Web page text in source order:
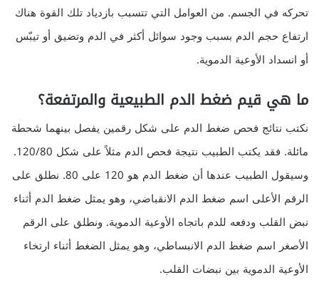
تحركه في الجسم. من العوامل التي تتسبب بازدياد تلك القوة هناك
ارتفاع حجم الدم بسبب وجود سوائل أكثر في الدم وتضيق أو تيبّس
أو انسداد الأوعية الدموية.
ما هي قيم ضغط الدم الطبيعية والمرتفعة؟
نكتب نتائج فحص ضغط الدم على شكل رقمين يفصل بينهما شحطة
مائلة. فقد يكتب الطبيب نتيجة فحص الدم مثلاً على شكل 120/80.
وسيقول الطبيب عندها أن ضغط الدم هو 120 على 80. نطلق على
الرقم الأعلى اسم ضغط الدم الانقباضي، وهو يمثل ضغط الدم أثناء
نبض القلب ودفعه للدم باتجاه الأوعية الدموية. ونطلق على الرقم
الأصغر اسم ضغط الدم الانبساطي، وهو يمثل الضغط أثناء ارتخاء
الأوعية الدموية بين نبضات القلب.